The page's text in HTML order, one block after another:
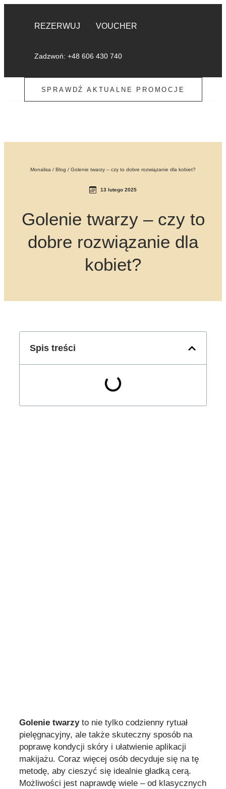
REZERWUJ VOUCHER
Zadzwoń: +48 606 430 740
SPRAWDŹ AKTUALNE PROMOCJE
Monalisa / Blog / Golenie twarzy – czy to dobre rozwiązanie dla kobiet?
13 lutego 2025
Golenie twarzy – czy to
dobre rozwiązanie dla
kobiet?
Spis treści
Golenie twarzyto nie tylko codzienny rytuał
pielęgnacyjny, ale także skuteczny sposób na
poprawę kondycji skóry i ułatwienie aplikacji
makijażu. Coraz więcej osób decyduje się na tę
metodę, aby cieszyć się idealnie gładką cerą.
Możliwości jest naprawdę wiele – od klasycznych